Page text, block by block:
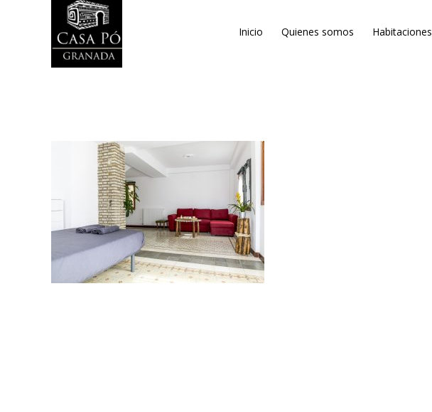
Inicio Quienes somos Habitaciones